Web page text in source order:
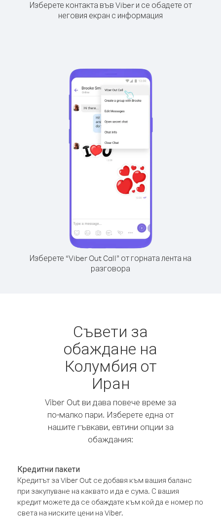
Изберете контакта във Viber и се обадете от
неговия екран с информация
Изберете “Viber Out Call” от горната лента на
разговора
Съвети за
обаждане на
Колумбия от
Иран
Viber Out ви дава повече време за
по-малко пари. Изберете една от
нашите гъвкави, евтини опции за
обаждания:
Кредитни пакети
Кредитът за Viber Out се добавя към вашия баланс
при закупуване на каквато и да е сума. С вашия
кредит можете да се обаждате към кой да е номер по
света на ниските цени на Viber.